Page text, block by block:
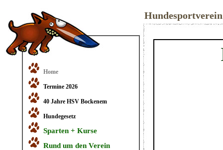
Home
Termine 2026
40 Jahre HSV Bockenem
Hundegesetz
Sparten + Kurse
Rund um den Verein